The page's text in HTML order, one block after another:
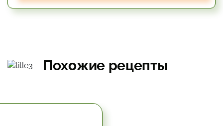
Похожие рецепты